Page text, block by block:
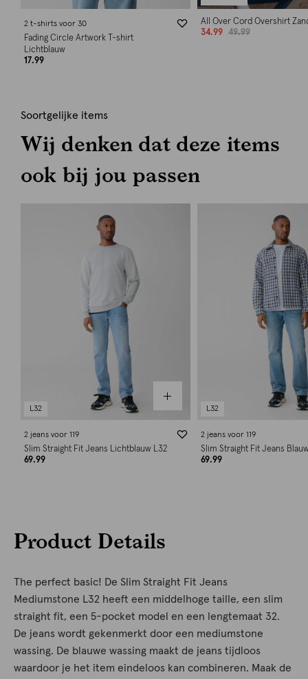
2 t-shirts voor 30
Fading Circle Artwork T-shirt
Lichtblauw
17.99
All Over Cord Overshirt
34.99
49.99
Soortgelijke items
Wij denken dat deze items
ook bij jou passen
L32
2 jeans voor 119
Slim Straight Fit Jeans Lichtblauw L32
69.99
L32
2 jeans voor 119
Slim Straight Fit Jeans
69.99
Product Details
The perfect basic! De Slim Straight Fit Jeans
Mediumstone L32 heeft een middelhoge taille, een slim
straight fit, een 5-pocket model en een lengtemaat 32.
De jeans wordt gekenmerkt door een mediumstone
wassing. De blauwe wassing maakt de jeans tijdloos
waardoor je het item eindeloos kan combineren. Maak de